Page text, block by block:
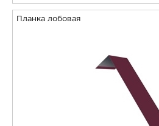
Планка лобовая